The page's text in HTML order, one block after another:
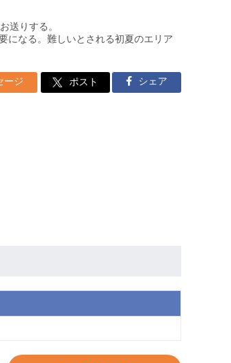
送りする。
になる。難しいとされる初夏のエリア
ージ ポスト シェア